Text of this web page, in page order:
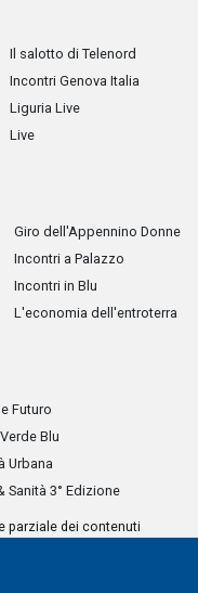
Il salotto di Telenord
Incontri Genova Italia
Liguria Live
Live
Giro dell'Appennino Donne
Incontri a Palazzo
Incontri in Blu
L'economia dell'entroterra
Futuro
Blu
Urbana
Sanità 3° Edizione
parziale dei contenuti